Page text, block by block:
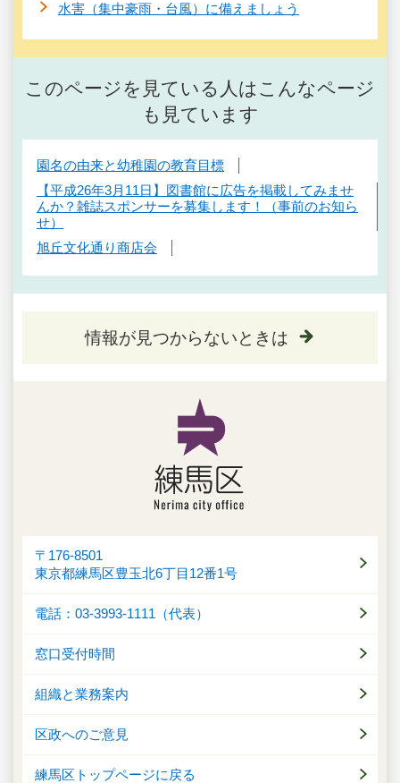
水害（集中豪雨・台風）に備えましょう
このページを見ている人はこんなページ
も見ています
園名の由来と幼稚園の教育目標
【平成26年3月11日】図書館に広告を掲載してみませ
んか？雑誌スポンサーを募集します！（事前のお知ら
せ）
旭丘文化通り商店会
情報が見つからないときは
〒176-8501
東京都練馬区豊玉北6丁目12番1号
電話：03-3993-1111（代表）
窓口受付時間
組織と業務案内
区政へのご意見
練馬区トップページに戻る